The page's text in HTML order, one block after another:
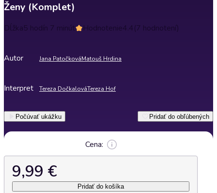
Ženy (Komplet)
Dĺžka5 hodín 7 minút Hodnotenie4.4(7 hodnotení)
Autor Jana PatočkováMatouš Hrdina
Interpret Tereza DočkalováTereza Hof
Počúvať ukážku Pridať do obľúbených
Cena:
9,99 €
Pridať do košíka